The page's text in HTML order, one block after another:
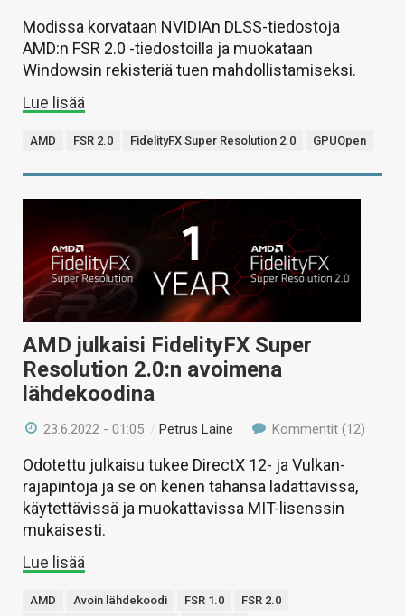
Modissa korvataan NVIDIAn DLSS-tiedostoja
AMD:n FSR 2.0 -tiedostoilla ja muokataan
Windowsin rekisteriä tuen mahdollistamiseksi.
Lue lisää
AMD FSR 2.0 FidelityFX Super Resolution 2.0 GPUOpen
AMD julkaisi FidelityFX Super
Resolution 2.0:n avoimena
lähdekoodina
23.6.2022 - 01:05 /Petrus Laine Kommentit (12)
Odotettu julkaisu tukee DirectX 12- ja Vulkan-
rajapintoja ja se on kenen tahansa ladattavissa,
käytettävissä ja muokattavissa MIT-lisenssin
mukaisesti.
Lue lisää
AMD Avoin lähdekoodi FSR 1.0 FSR 2.0